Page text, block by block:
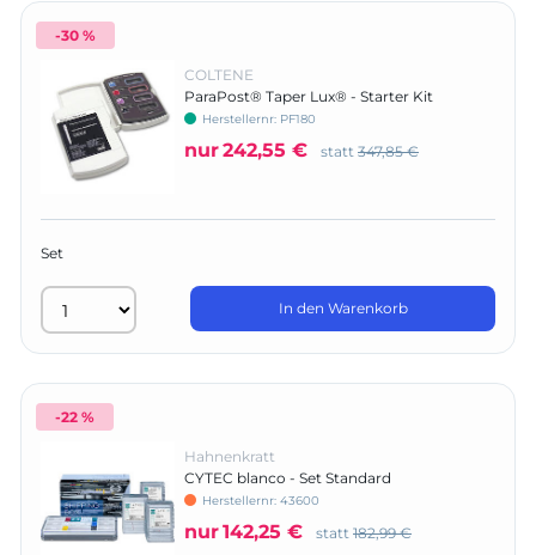
-30 %
COLTENE
ParaPost® Taper Lux® - Starter Kit
Herstellernr: PF180
nur242,55 € statt 347,85 €
Set
In den Warenkorb
-22 %
Hahnenkratt
CYTEC blanco - Set Standard
Herstellernr: 43600
nur142,25 € statt 182,99 €